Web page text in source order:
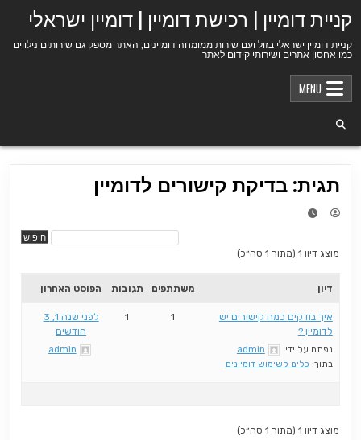
קניית דומיין | רכישת דומיין | דומיין ישראלי
קניית דומיין ישראלי בזול ועם שירות ממומחה דומיינים, האתר מספק גם שירותים נילווים
כמו אחסון אתרים ושירותי קידום לאתר
MENU
תגית: בדיקת קישורים לדומיין
מוצג דיון 1 (מתוך 1 סה״כ)
דיון משתתפים תגובות הפוסט האחרון
איך בודקים כמה קישורים יש
לדומיין ?
נפתח על ידי
admin
בתוך: כלים לשימוש דומיינים
1
1
לפני שנה 1, 3
חודשים
admin
מוצג דיון 1 (מתוך 1 סה״כ)